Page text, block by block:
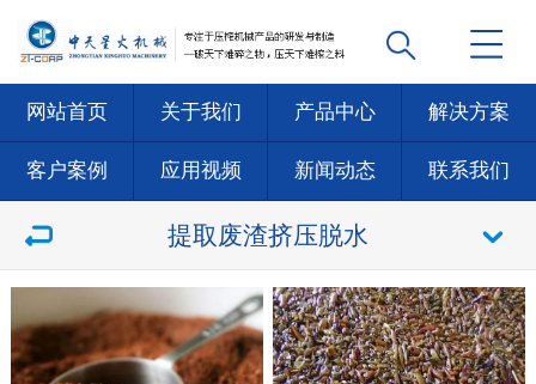
网站首页 关于我们 产品中心 解决方案
客户案例 应用视频 新闻动态 联系我们
提取废渣挤压脱水